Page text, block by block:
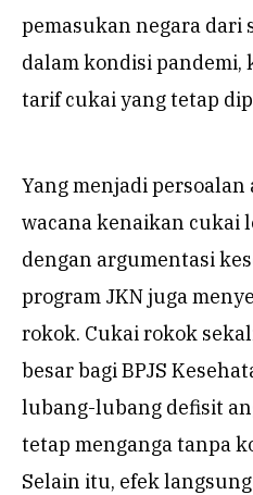
pemasukan negara dari
dalam kondisi pandemi,
tarif cukai yang tetap
Yang menjadi
wacana kenaikan cukai
dengan argumentasi
program JKN juga
rokok. Cukai rokok
besar bagi BPJS
lubang-lubang defisit
tetap menganga tanpa
Selain itu, efek